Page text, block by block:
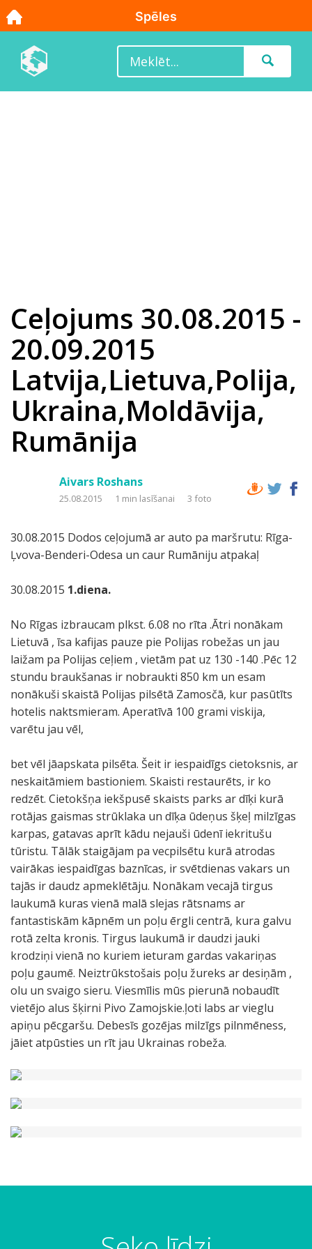
Ceļojums 30.08.2015 -
20.09.2015
Latvija,Lietuva,Polija,
Ukraina,Moldāvija,
Rumānija
Aivars Roshans
25.08.2015 1 min lasīšanai 3 foto
30.08.2015 Dodos ceļojumā ar auto pa maršrutu: Rīga-
Ļvova-Benderi-Odesa un caur Rumāniju atpakaļ
30.08.2015 1.diena.
No Rīgas izbraucam plkst. 6.08 no rīta .Ātri nonākam
Lietuvā , īsa kafijas pauze pie Polijas robežas un jau
laižam pa Polijas ceļiem , vietām pat uz 130 -140 .Pēc 12
stundu braukšanas ir nobraukti 850 km un esam
nonākuši skaistā Polijas pilsētā Zamosčā, kur pasūtīts
hotelis naktsmieram. Aperatīvā 100 grami viskija,
varētu jau vēl,
bet vēl jāapskata pilsēta. Šeit ir iespaidīgs cietoksnis, ar
neskaitāmiem bastioniem. Skaisti restaurēts, ir ko
redzēt. Cietokšņa iekšpusē skaists parks ar dīķi kurā
rotājas gaismas strūklaka un dīķa ūdeņus šķeļ milzīgas
karpas, gatavas aprīt kādu nejauši ūdenī iekritušu
tūristu. Tālāk staigājam pa vecpilsētu kurā atrodas
vairākas iespaidīgas baznīcas, ir svētdienas vakars un
tajās ir daudz apmeklētāju. Nonākam vecajā tirgus
laukumā kuras vienā malā slejas rātsnams ar
fantastiskām kāpnēm un poļu ērgli centrā, kura galvu
rotā zelta kronis. Tirgus laukumā ir daudzi jauki
krodziņi vienā no kuriem ieturam gardas vakariņas
poļu gaumē. Neiztrūkstošais poļu žureks ar desiņām ,
olu un svaigo sieru. Viesmīlis mūs pierunā nobaudīt
vietējo alus šķirni Pivo Zamojskie.ļoti labs ar vieglu
apiņu pēcgaršu. Debesīs gozējas milzīgs pilnmēness,
jāiet atpūsties un rīt jau Ukrainas robeža.